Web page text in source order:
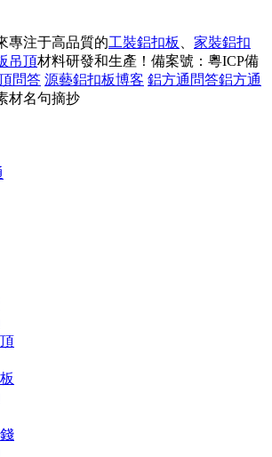
專注于高品質的工裝鋁扣板
家裝鋁扣
吊頂材料研發和生產！ 備案號：粵ICP備
問答 源藝鋁扣板博客 鋁方通問答鋁方通
材名句摘抄